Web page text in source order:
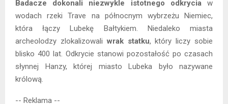
Badacze dokonali niezwykle istotnego odkrycia w
wodach rzeki Trave na północnym wybrzeżu Niemiec,
która łączy Lubekę Bałtykiem. Niedaleko miasta
archeolodzy zlokalizowali wrak statku, który liczy sobie
blisko 400 lat. Odkrycie stanowi pozostałość po czasach
słynnej Hanzy, której miasto Lubeka było nazywane
królową.
-- Reklama --